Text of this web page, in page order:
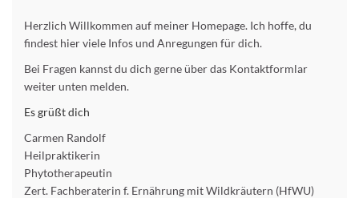
Herzlich Willkommen auf meiner Homepage. Ich hoffe, du
findest hier viele Infos und Anregungen für dich.
Bei Fragen kannst du dich gerne über das Kontaktformlar
weiter unten melden.
Es grüßt dich
Carmen Randolf
Heilpraktikerin
Phytotherapeutin
Zert. Fachberaterin f. Ernährung mit Wildkräutern (HfWU)